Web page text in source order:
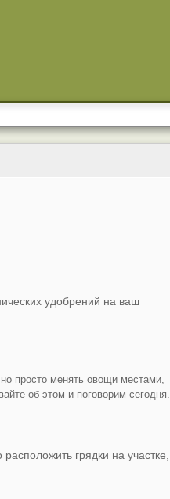
удобрений на ваш
просто менять овощи местами,
об этом и поговорим сегодня.
грядки на участке,